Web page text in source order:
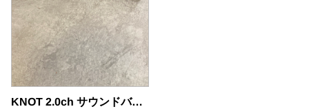
KNOT 2.0ch サウンドバー 中古品販売